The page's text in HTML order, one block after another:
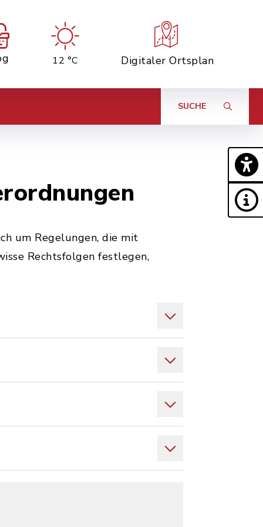
12 °C Digitaler Ortsplan
SUCHE
um Regelungen, die mit
Rechtsfolgen festlegen,